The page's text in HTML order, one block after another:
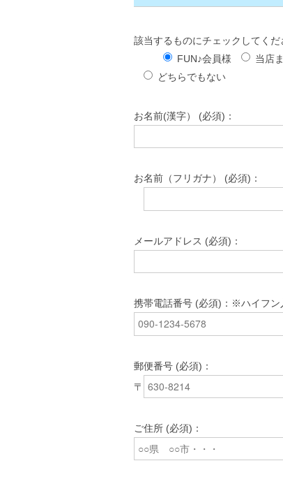
該当するものにチェックしてくだ
FUN♪会員様
当店
どちらでもない
お名前(漢字） (必須)：
お名前（フリガナ） (必須)：
メールアドレス (必須)：
携帯電話番号 (必須)：※ハイフン
郵便番号 (必須)：
〒
ご住所 (必須)：